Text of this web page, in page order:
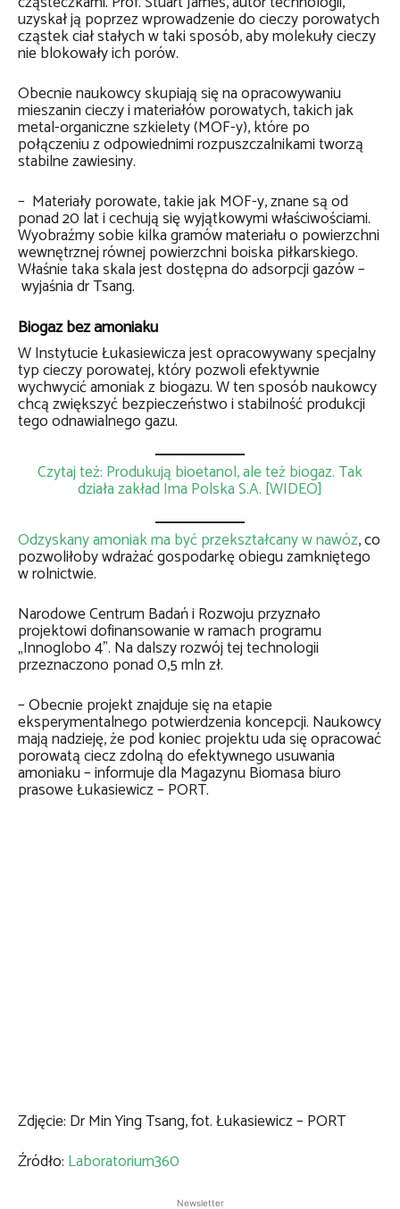
uzyskał ją poprzez wprowadzenie do cieczy porowatych
cząstek ciał stałych w taki sposób, aby molekuły cieczy
nie blokowały ich porów.
Obecnie naukowcy skupiają się na opracowywaniu
mieszanin cieczy i materiałów porowatych, takich jak
metal-organiczne szkielety (MOF-y), które po
połączeniu z odpowiednimi rozpuszczalnikami tworzą
stabilne zawiesiny.
– Materiały porowate, takie jak MOF-y, znane są od
ponad 20 lat i cechują się wyjątkowymi właściwościami.
Wyobraźmy sobie kilka gramów materiału o powierzchni
wewnętrznej równej powierzchni boiska piłkarskiego.
Właśnie taka skala jest dostępna do adsorpcji gazów –
wyjaśnia dr Tsang.
Biogaz bez amoniaku
W Instytucie Łukasiewicza jest opracowywany specjalny
typ cieczy porowatej, który pozwoli efektywnie
wychwycić amoniak z biogazu. W ten sposób naukowcy
chcą zwiększyć bezpieczeństwo i stabilność produkcji
tego odnawialnego gazu.
Czytaj też: Produkują bioetanol, ale też biogaz. Tak
działa zakład Ima Polska S.A. [WIDEO]
Odzyskany amoniak ma być przekształcany w nawóz, co
pozwoliłoby wdrażać gospodarkę obiegu zamkniętego
w rolnictwie.
Narodowe Centrum Badań i Rozwoju przyznało
projektowi dofinansowanie w ramach programu
„Innoglobo 4”. Na dalszy rozwój tej technologii
przeznaczono ponad 0,5 mln zł.
– Obecnie projekt znajduje się na etapie
eksperymentalnego potwierdzenia koncepcji. Naukowcy
mają nadzieję, że pod koniec projektu uda się opracować
porowatą ciecz zdolną do efektywnego usuwania
amoniaku – informuje dla Magazynu Biomasa biuro
prasowe Łukasiewicz – PORT.
Zdjęcie: Dr Min Ying Tsang, fot. Łukasiewicz – PORT
Źródło: Laboratorium360
Newsletter